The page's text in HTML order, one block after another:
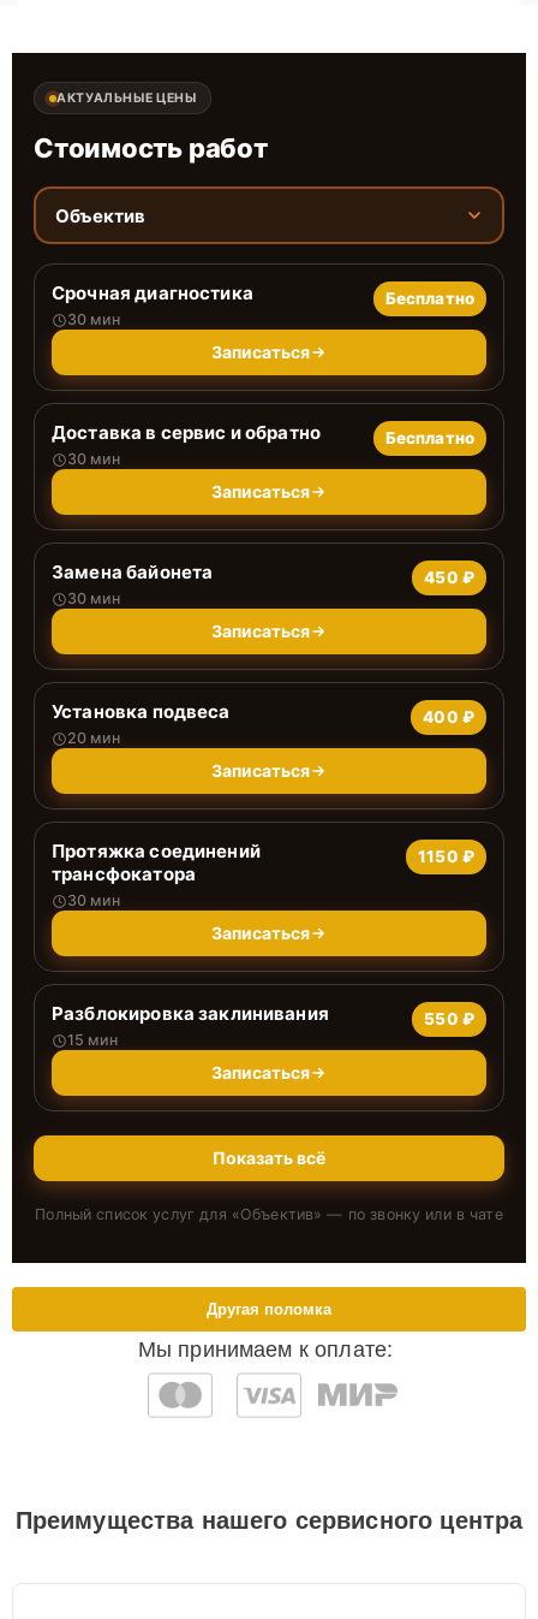
АКТУАЛЬНЫЕ ЦЕНЫ
Стоимость работ
Объектив
Срочная диагностика
30 мин
Бесплатно
Записаться
Доставка в сервис и обратно
30 мин
Бесплатно
Записаться
Замена байонета
30 мин
450 ₽
Записаться
Установка подвеса
20 мин
400 ₽
Записаться
Протяжка соединений
трансфокатора
30 мин
1150 ₽
Записаться
Разблокировка заклинивания
15 мин
550 ₽
Записаться
Показать всё
Полный список услуг для «Объектив» — по звонку или в чате
Мы принимаем к оплате:
Другая поломка
Преимущества нашего сервисного центра